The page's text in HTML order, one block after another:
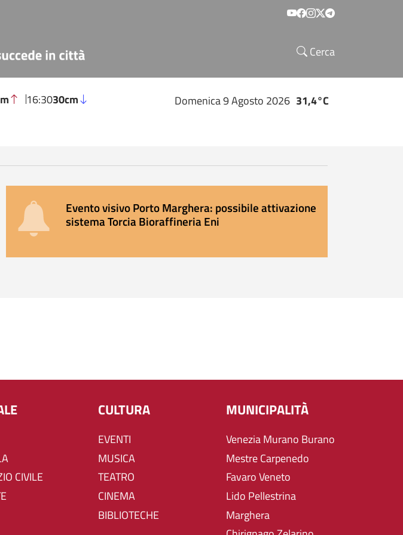
Social menu
Cerca
16:3030cm Domenica 9 Agosto 2026 31,4°C
Evento visivo Porto Marghera: possibile attivazione
sistema Torcia Bioraffineria Eni
CIVILE
CULTURA
EVENTI
MUSICA
TEATRO
CINEMA
BIBLIOTECHE
MUNICIPALITÀ
Venezia Murano Burano
Mestre Carpenedo
Favaro Veneto
Lido Pellestrina
Marghera